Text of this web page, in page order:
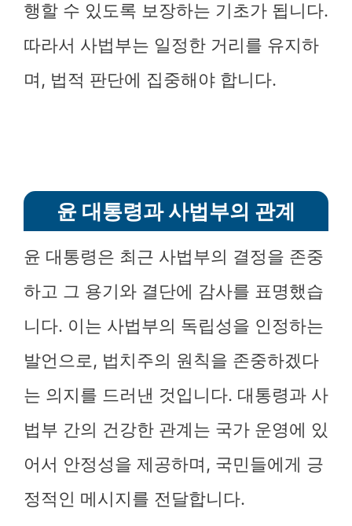
행할 수 있도록 보장하는 기초가 됩니다.
따라서 사법부는 일정한 거리를 유지하
며, 법적 판단에 집중해야 합니다.
윤 대통령과 사법부의 관계
윤 대통령은 최근 사법부의 결정을 존중
하고 그 용기와 결단에 감사를 표명했습
니다. 이는 사법부의 독립성을 인정하는
발언으로, 법치주의 원칙을 존중하겠다
는 의지를 드러낸 것입니다. 대통령과 사
법부 간의 건강한 관계는 국가 운영에 있
어서 안정성을 제공하며, 국민들에게 긍
정적인 메시지를 전달합니다.